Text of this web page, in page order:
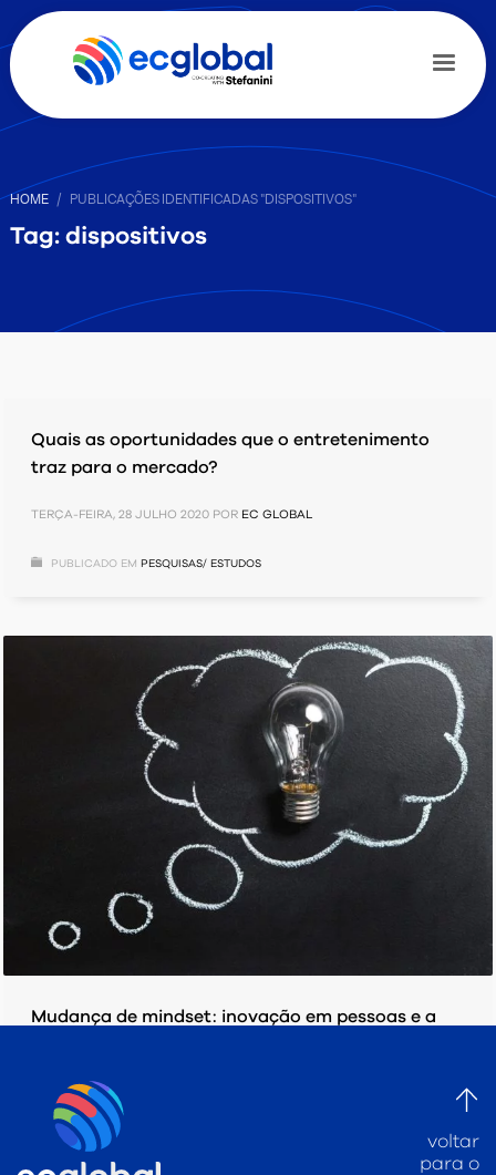
HOME PUBLICAÇÕES IDENTIFICADAS "DISPOSITIVOS"
Tag: dispositivos
Quais as oportunidades que o entretenimento
traz para o mercado?
TERÇA-FEIRA, 28 JULHO 2020 POR EC GLOBAL
PUBLICADO EM PESQUISAS/ ESTUDOS
Mudança de mindset: inovação em pessoas e a
QUINTA-FEIRA, 15 AGOSTO 2019
PUBLICADO EM MARKETINGvoltar
para o